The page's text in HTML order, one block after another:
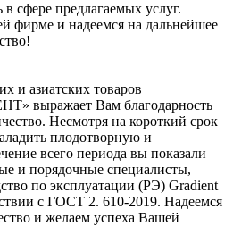
сфере предлагаемых услуг.
фирме и надеемся на дальнейшее
и азиатских товаров
выражает Вам благодарность
Несмотря на короткий срок
плодотворную и
всего периода вы показали
и порядочные специалисты,
по эксплуатации (РЭ) Gradient
с ГОСТ 2. 610-2019. Надеемся
и желаем успеха Вашей